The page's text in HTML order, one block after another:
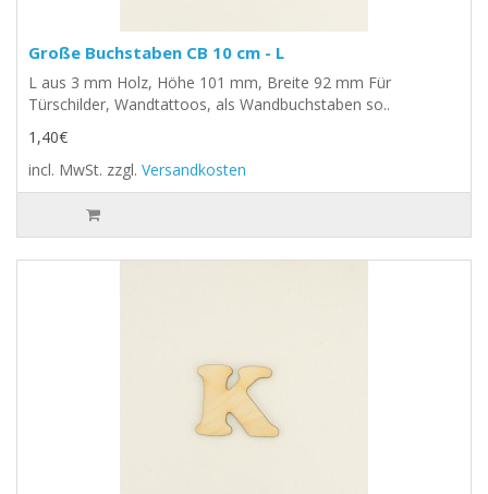
Große Buchstaben CB 10 cm - L
L aus 3 mm Holz, Höhe 101 mm, Breite 92 mm Für
Türschilder, Wandtattoos, als Wandbuchstaben so..
1,40€
incl. MwSt. zzgl. Versandkosten